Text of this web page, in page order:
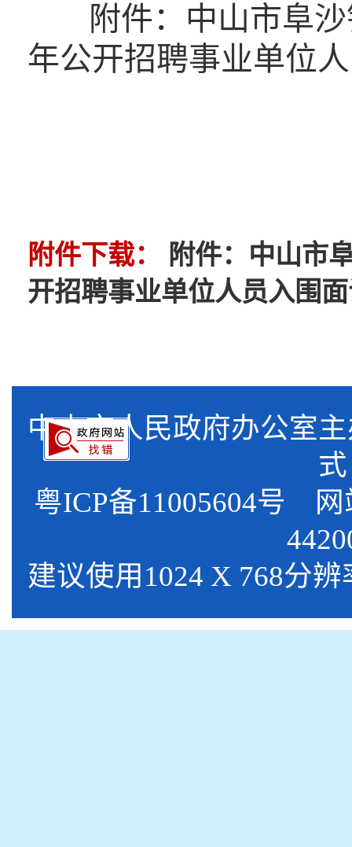
附件：中山市阜
年公开招聘事业单位
附件下载：
附件：中山市
开招聘事业单位人员入围
中山市人民政府办公
式
粤ICP备11005604号 网
建议使用1024 X 768分